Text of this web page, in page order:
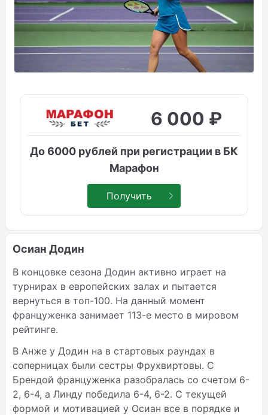
6 000 ₽
До 6000 рублей при регистрации в БК
Марафон
Получить
Осиан Додин
В концовке сезона Додин активно играет на
турнирах в европейских залах и пытается
вернуться в топ-100. На данный момент
француженка занимает 113-е место в мировом
рейтинге.
В Анже у Додин на в стартовых раундах в
соперницах были сестры Фрухвиртовы. С
Брендой француженка разобралась со счетом 6-
2, 6-4, а Линду победила 6-4, 6-2. С текущей
формой и мотивацией у Осиан все в порядке и